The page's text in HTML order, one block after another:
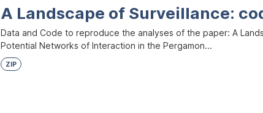
A Landscape of Surveillance:
Data and Code to reproduce the analyses of the paper: A
Potential Networks of Interaction in the Pergamon...
ZIP